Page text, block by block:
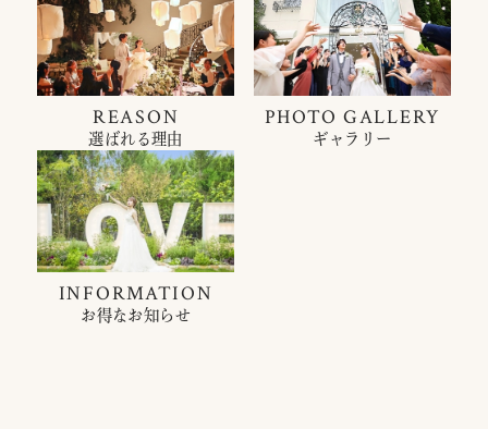
REASON
選ばれる理由
PHOTO GALLERY
ギャラリー
INFORMATION
お得なお知らせ